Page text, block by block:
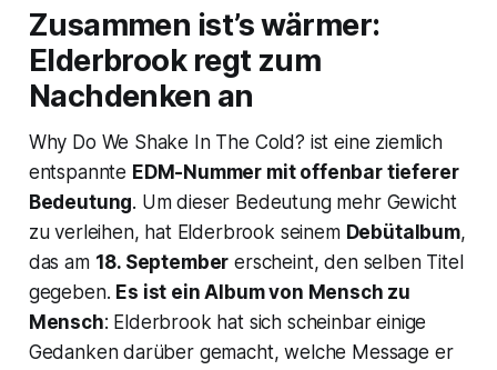
Zusammen ist’s wärmer:
Elderbrook regt zum
Nachdenken an
Why Do We Shake In The Cold? ist eine ziemlich
entspannte EDM-Nummer mit offenbar tieferer
Bedeutung. Um dieser Bedeutung mehr Gewicht
zu verleihen, hat Elderbrook seinem Debütalbum,
das am 18. September erscheint, den selben Titel
gegeben. Es ist ein Album von Mensch zu
Mensch: Elderbrook hat sich scheinbar einige
Gedanken darüber gemacht, welche Message er